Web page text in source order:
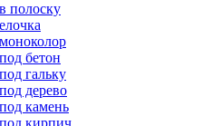
полоску
бетон
гальку
дерево
камень
кирпич